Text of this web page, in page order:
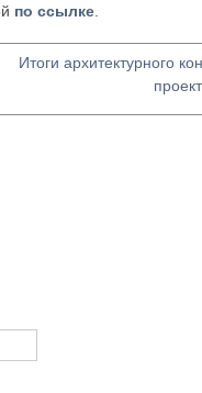
по ссылке
Итоги архитектурного